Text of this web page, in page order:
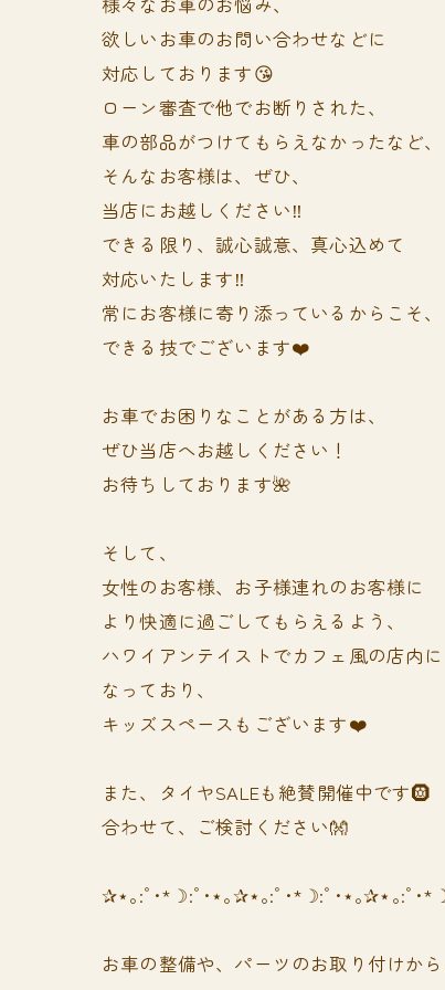
欲しいお車のお問い合わせなどに
対応しております😘
ローン審査で他でお断りされた、
車の部品がつけてもらえなかったなど、
そんなお客様は、ぜひ、
当店にお越しください‼️
できる限り、誠心誠意、真心込めて
対応いたします‼️
常にお客様に寄り添っているからこそ、
できる技でございます❤️
お車でお困りなことがある方は、
ぜひ当店へお越しください！
お待ちしております🌺
そして、
女性のお客様、お子様連れのお客様に
より快適に過ごしてもらえるよう、
ハワイアンテイストでカフェ風の店内に
なっており、
キッズスペースもございます❤️
また、タイヤSALEも絶賛開催中です🛞
合わせて、ご検討ください👐
✰⋆｡:ﾟ･*☽:ﾟ･⋆｡✰⋆｡:ﾟ･*☽:ﾟ･⋆｡✰⋆｡:ﾟ･
お車の整備や、パーツのお取り付けか